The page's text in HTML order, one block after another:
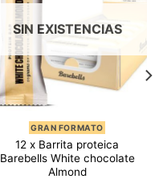
SIN EXISTENCIAS
GRAN FORMATO
12 x Barrita proteica
Barebells White chocolate
Almond